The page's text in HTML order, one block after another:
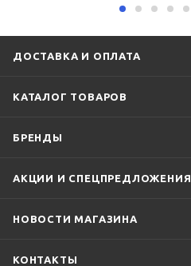
ДОСТАВКА И ОПЛАТА
КАТАЛОГ ТОВАРОВ
БРЕНДЫ
АКЦИИ И СПЕЦПРЕДЛОЖЕНИЯ
НОВОСТИ МАГАЗИНА
КОНТАКТЫ